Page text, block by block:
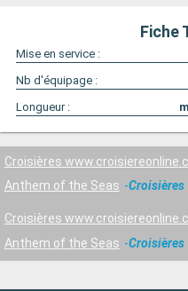
Fiche
Mise en service :
Nb d'équipage :
Longueur :
m
Croisières
Anthem of the Seas
Croisières
Croisières
Anthem of the Seas
Croisières